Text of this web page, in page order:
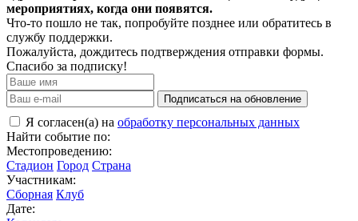
мероприятиях, когда они появятся.
Что-то пошло не так, попробуйте позднее или обратитесь в
службу поддержки.
Пожалуйста, дождитесь подтверждения отправки формы.
Спасибо за подписку!
Подписаться на обновление
Я согласен(а) на обработку персональных данных
Найти событие по:
Местопроведению:
Стадион Город Страна
Участникам:
Сборная Клуб
Дате: